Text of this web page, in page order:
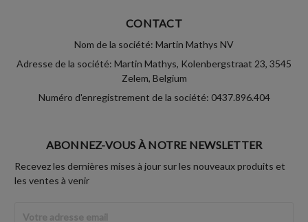
CONTACT
Nom de la société: Martin Mathys NV
Adresse de la société: Martin Mathys, Kolenbergstraat 23, 3545
Zelem, Belgium
Numéro d'enregistrement de la société: 0437.896.404
ABONNEZ-VOUS À NOTRE NEWSLETTER
Recevez les dernières mises à jour sur les nouveaux produits et
les ventes à venir